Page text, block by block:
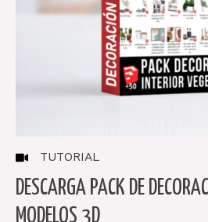
TUTORIAL
DESCARGA PACK DE
MODELOS 3D